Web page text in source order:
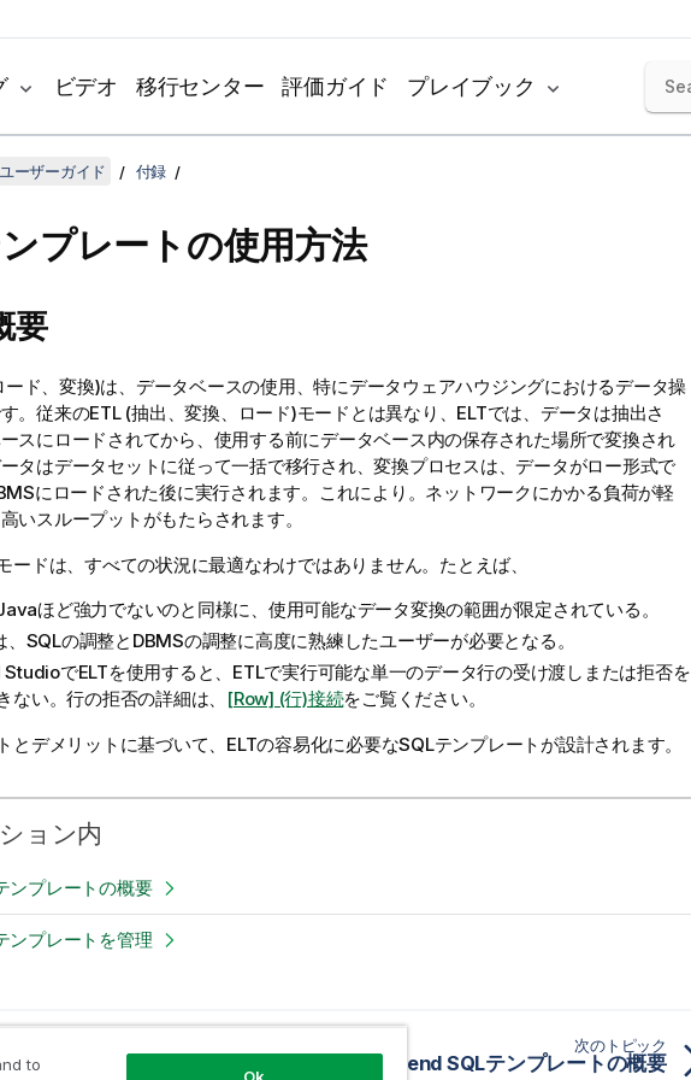
ビデオ 移行センター 評価ガイド プレイブック
ーザーガイド 付録
プレートの使用方法
要
ード、変換)は、データベースの使用、特にデータウェアハウジングにおけるデータ操
。従来のETL (抽出、変換、ロード)モードとは異なり、ELTでは、データは抽出さ
スにロードされてから、使用する前にデータベース内の保存された場所で変換され
タはデータセットに従って一括で移行され、変換プロセスは、データがロー形式で
にロードされた後に実行されます。これにより。ネットワークにかかる負荷が軽
いスループットがもたらされます。
ードは、すべての状況に最適なわけではありません。たとえば、
ほど強力でないのと同様に、使用可能なデータ変換の範囲が限定されている。
、SQLの調整とDBMSの調整に高度に熟練したユーザーが必要となる。
StudioでELTを使用すると、ETLで実行可能な単一のデータ行の受け渡しまたは拒否を
ない。行の拒否の詳細は、
[Row] (行)接続をご覧ください。
とデメリットに基づいて、ELTの容易化に必要なSQLテンプレートが設計されます。
ョン内
ンプレートの概要
ンプレートを管理
次のトピック
Talend SQLテンプレートの概要
to